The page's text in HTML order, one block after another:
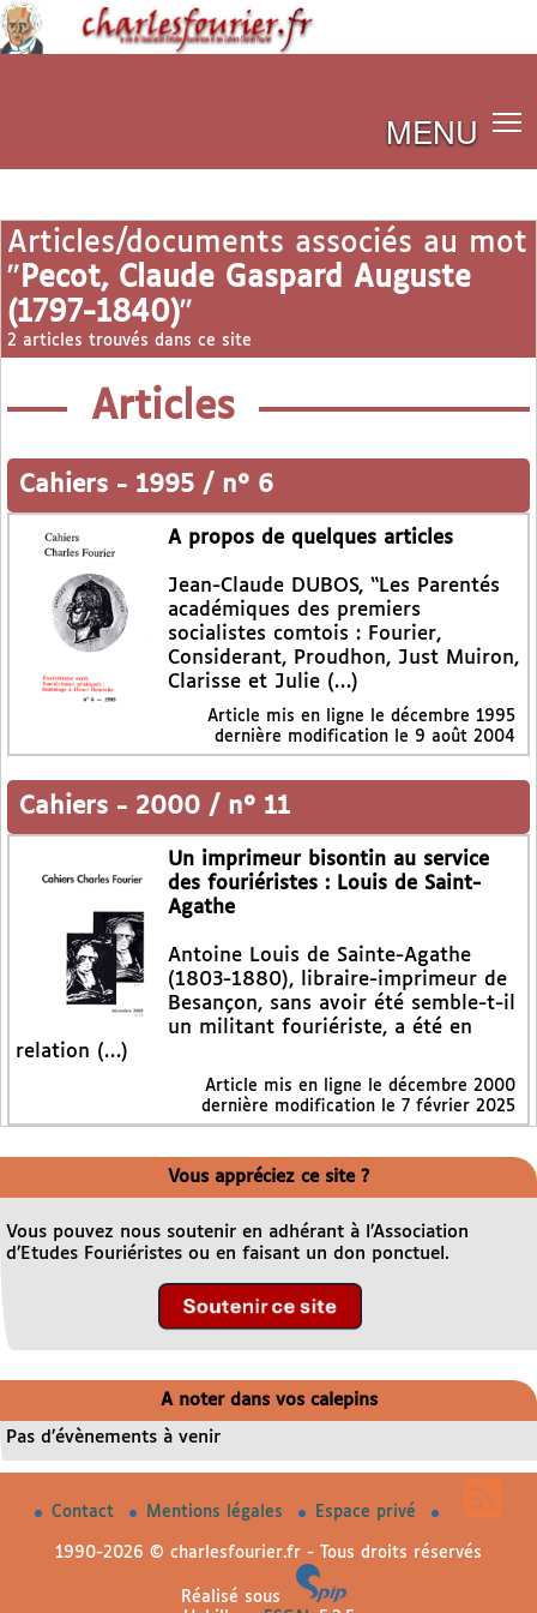
MENU
Articles/documents associés au mot
" Pecot, Claude Gaspard Auguste
(1797-1840)"
2 articles trouvés dans ce site
Articles
Cahiers - 1995 / n° 6
A propos de quelques articles
Jean-Claude DUBOS, “Les Parentés
académiques des premiers
socialistes comtois : Fourier,
Considerant, Proudhon, Just Muiron,
Clarisse et Julie (…)
Article mis en ligne le décembre 1995
dernière modification le 9 août 2004
Cahiers - 2000 / n° 11
Un imprimeur bisontin au service
des fouriéristes : Louis de Saint-
Agathe
Antoine Louis de Sainte-Agathe
(1803-1880), libraire-imprimeur de
Besançon, sans avoir été semble-t-il
un militant fouriériste, a été en
relation (…)
Article mis en ligne le décembre 2000
dernière modification le 7 février 2025
Vous appréciez ce site ?
Vous pouvez nous soutenir en adhérant à l’Association
d’Etudes Fouriéristes ou en faisant un don ponctuel.
A noter dans vos calepins
Pas d’évènements à venir
Contact Mentions légales Espace privé
1990-2026 © charlesfourier.fr - Tous droits réservés
Réalisé sous